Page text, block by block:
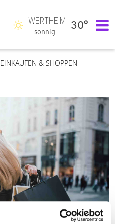
WERTHEIM
sonnig
30°
EINKAUFEN & SHOPPEN